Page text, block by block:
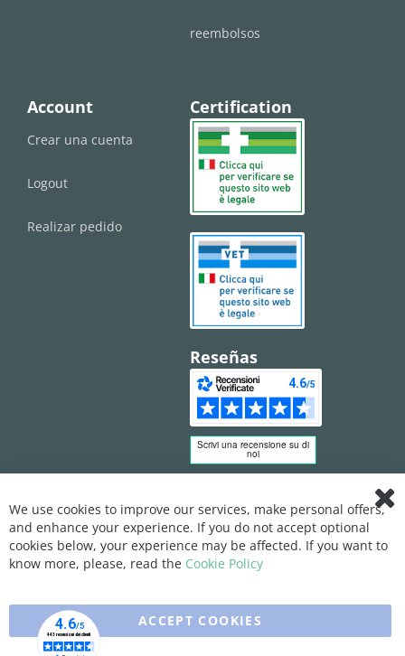
reembolsos
Account
Crear una cuenta
Logout
Realizar pedido
Certification
Reseñas
Bar
We use cookies to improve our services, make personal offers,
and enhance your experience. If you do not accept optional
cookies below, your experience may be affected. If you want to
know more, please, read the Cookie Policy
ACCEPT COOKIES